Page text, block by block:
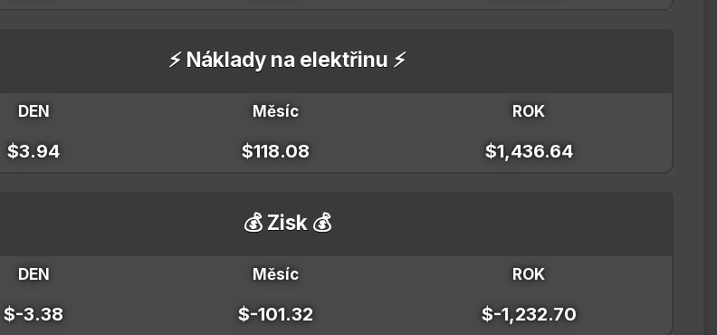
⚡ Náklady na elektřinu ⚡
DEN Měsíc ROK
$3.94 $118.08 $1,436.64
💰 Zisk 💰
DEN Měsíc ROK
$-3.38 $-101.32 $-1,232.70